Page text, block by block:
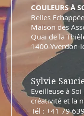
COULEURS À
Belles
Maison des
Quai de la
1400 Yverdon-
Sylvie
Eveilleuse à
créativité et la
Tél : +41 79